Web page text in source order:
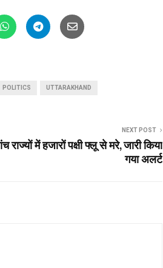
POLITICS UTTARAKHAND
NEXT POST
राज्यों में हजारों पक्षी फ्लू से मरे, जारी किया
गया अलर्ट